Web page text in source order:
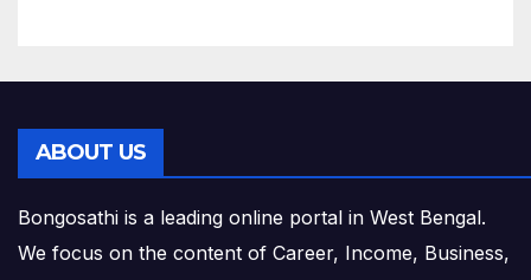
ABOUT US
Bongosathi is a leading online portal in West Bengal.
We focus on the content of Career, Income, Business,